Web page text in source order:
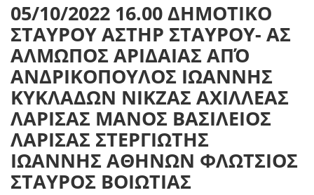
05/10/2022 16.00 ΔΗΜΟΤΙΚΟ
ΣΤΑΥΡΟΥ ΑΣΤΗΡ ΣΤΑΥΡΟΥ- ΑΣ
ΑΛΜΩΠΟΣ ΑΡΙΔΑΙΑΣ ΑΠΌ
ΑΝΔΡΙΚΟΠΟΥΛΟΣ ΙΩΑΝΝΗΣ
ΚΥΚΛΑΔΩΝ ΝΙΚΖΑΣ ΑΧΙΛΛΕΑΣ
ΛΑΡΙΣΑΣ ΜΑΝΟΣ ΒΑΣΙΛΕΙΟΣ
ΛΑΡΙΣΑΣ ΣΤΕΡΓΙΩΤΗΣ
ΙΩΑΝΝΗΣ ΑΘΗΝΩΝ ΦΛΩΤΣΙΟΣ
ΣΤΑΥΡΟΣ ΒΟΙΩΤΙΑΣ